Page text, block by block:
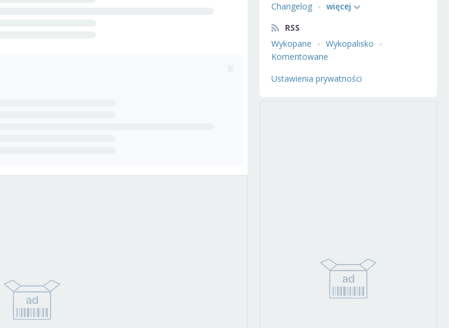
Changelog
więcej
RSS
Wykopane
Wykopalisko
Komentowane
Ustawienia prywatności